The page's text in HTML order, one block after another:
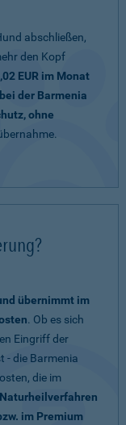
abschließen,
den Kopf
EUR im Monat
bei der Barmenia
ohne
übernimmt im
. Ob es sich
Eingriff der
- die Barmenia
die im
Naturheilverfahren
im Premium